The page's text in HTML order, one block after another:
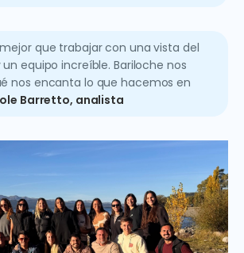
que trabajar con una vista del
un equipo increíble. Bariloche nos
nos encanta lo que hacemos en
Barretto, analista